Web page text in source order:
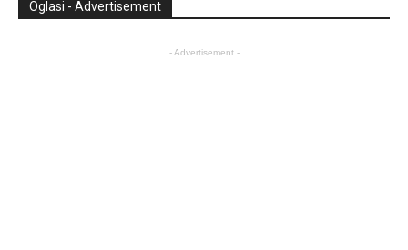
Oglasi - Advertisement
- Advertisement -